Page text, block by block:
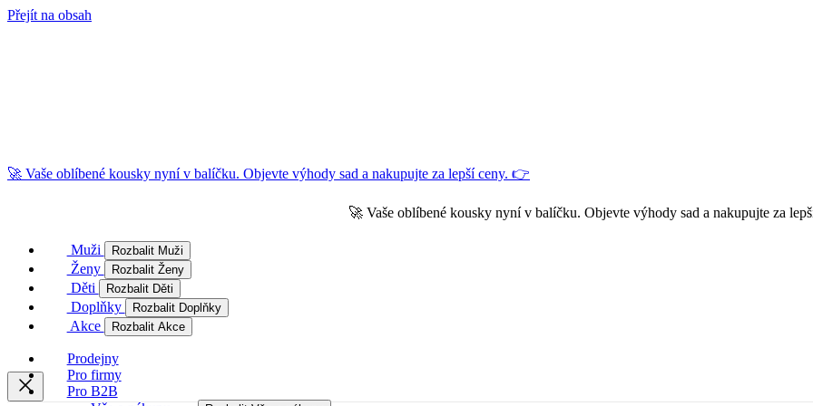
Přejít na obsah
🚀 Vaše oblíbené kousky nyní v balíčku. Objevte výhody sad a nakupujte za lepší ceny. 👉
🚀 Vaše oblíbené kousky nyní v balíčku. Objevte výhody sad a nakupujte za
Muži Rozbalit Muži
Ženy Rozbalit Ženy
Děti Rozbalit Děti
Doplňky Rozbalit Doplňky
Akce Rozbalit Akce
Prodejny
Pro firmy
Pro B2B